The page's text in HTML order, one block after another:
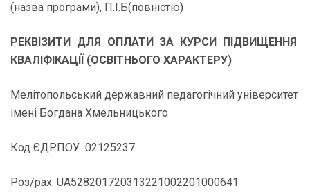
(назва програми), П.І.Б(повністю)
РЕКВІЗИТИ ДЛЯ ОПЛАТИ ЗА КУРСИ ПІДВИЩЕННЯ
КВАЛІФІКАЦІЇ (ОСВІТНЬОГО ХАРАКТЕРУ)
Мелітопольський державний педагогічний університет
імені Богдана Хмельницького
Код ЄДРПОУ 02125237
Роз/рах. UA528201720313221002201000641